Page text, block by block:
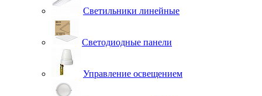
Светильники линейные
Светодиодные панели
Управление освещением